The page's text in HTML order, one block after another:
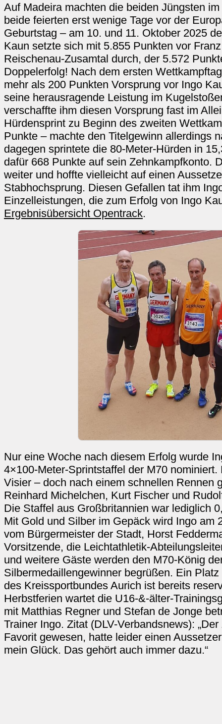
Auf Madeira machten die beiden Jüngsten
beide feierten erst wenige Tage vor der
Geburtstag – am 10. und 11. Oktober 2025
Kaun setzte sich mit 5.855 Punkten vor
Reischenau-Zusamtal durch, der 5.572
Doppelerfolg! Nach dem ersten
mehr als 200 Punkten Vorsprung vor Ingo
seine herausragende Leistung im
verschaffte ihm diesen Vorsprung fast im
Hürdensprint zu Beginn des zweiten
Punkte – machte den Titelgewinn allerdings
dagegen sprintete die 80-Meter-Hürden in
dafür 668 Punkte auf sein Zehnkampfkonto.
weiter und hoffte vielleicht auf einen
Stabhochsprung. Diesen Gefallen tat ihm
Einzelleistungen, die zum Erfolg von Ingo
Ergebnisübersicht Opentrack.
Nur eine Woche nach diesem Erfolg wurde
4×100-Meter-Sprintstaffel der M70
Visier – doch nach einem schnellen Rennen
Reinhard Michelchen, Kurt Fischer und
Die Staffel aus Großbritannien war lediglich
Mit Gold und Silber im Gepäck wird Ingo am
vom Bürgermeister der Stadt, Horst
Vorsitzende, die Leichtathletik-
und weitere Gäste werden den M70-König
Silbermedaillengewinner begrüßen. Ein
des Kreissportbundes Aurich ist bereits
Herbstferien wartet die U16-&-älter-
mit Matthias Regner und Stefan de Jonge
Trainer Ingo. Zitat (DLV-Verbandsnews):
Favorit gewesen, hatte leider einen
mein Glück. Das gehört auch immer dazu.“